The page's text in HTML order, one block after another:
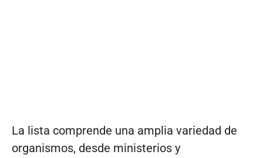
La lista comprende una amplia variedad de
organismos, desde ministerios y